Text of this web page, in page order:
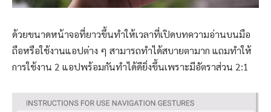
ด้วยขนาดหน้าจอที่ยาวขึ้นทำให้เวลาที่เปิดบทความอ่านบนมือ
ถือหรือใช้งานแอปต่าง ๆ สามารถทำได้สบายตามาก แถมทำให้
การใช้งาน 2 แอปพร้อมกันทำได้ดียิ่งขึ้นเพราะมีอัตราส่วน 2:1